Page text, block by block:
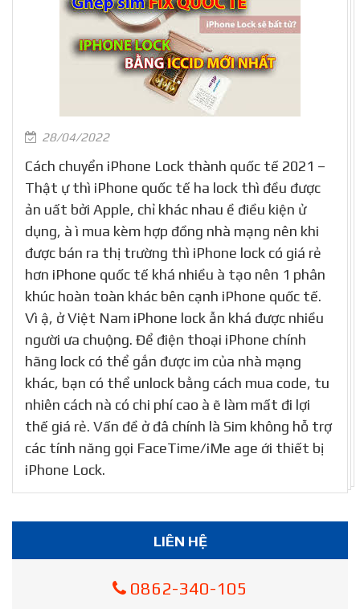
28/04/2022
Cách chuyển iPhone Lock thành quốc tế 2021 –
Thật ự thì iPhone quốc tế ha lock thì đều được
ản uất bởi Apple, chỉ khác nhau ề điều kiện ử
dụng, à ì mua kèm hợp đồng nhà mạng nên khi
được bán ra thị trường thì iPhone lock có giá rẻ
hơn iPhone quốc tế khá nhiều à tạo nên 1 phân
khúc hoàn toàn khác bên cạnh iPhone quốc tế.
Vì ậ, ở Việt Nam iPhone lock ẫn khá được nhiều
người ưa chuộng. Để điện thoại iPhone chính
hãng lock có thể gắn được im của nhà mạng
khác, bạn có thể unlock bằng cách mua code, tu
nhiên cách nà có chi phí cao à ẽ làm mất đi lợi
thế giá rẻ. Vấn đề ở đâ chính là Sim không hỗ trợ
các tính năng gọi FaceTime/iMe age ới thiết bị
iPhone Lock.
LIÊN HỆ
0862-340-105